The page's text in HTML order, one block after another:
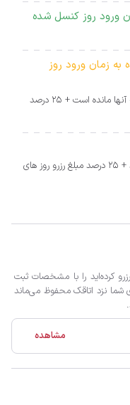
ساعت مانده به زمان ورود روز
100 درصد روز هایی که کمتر از 72 ساعت به آنها مانده است + 25 درصد
100 درصد مبلغ رزرو همان روز و سه روز بعد + 25 درصد مبلغ رزرو روز های
کرده‌اید را با مشخصات ثبت
شما نزد اتاقک محفوظ می‌ماند
مشاهده